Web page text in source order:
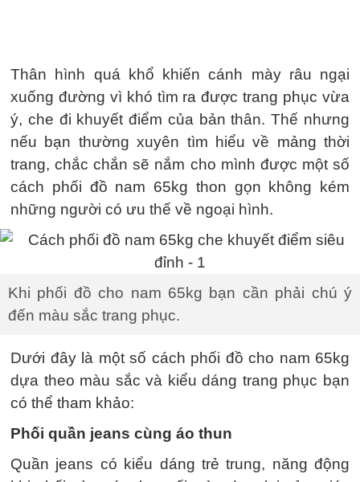
Thân hình quá khổ khiến cánh mày râu ngại
xuống đường vì khó tìm ra được trang phục vừa
ý, che đi khuyết điểm của bản thân. Thế nhưng
nếu bạn thường xuyên tìm hiểu về mảng thời
trang, chắc chắn sẽ nắm cho mình được một số
cách phối đồ nam 65kg thon gọn không kém
những người có ưu thế về ngoại hình.
Khi phối đồ cho nam 65kg bạn cần phải chú ý
đến màu sắc trang phục.
Dưới đây là một số cách phối đồ cho nam 65kg
dựa theo màu sắc và kiểu dáng trang phục bạn
có thể tham khảo:
Phối quần jeans cùng áo thun
Quần jeans có kiểu dáng trẻ trung, năng động